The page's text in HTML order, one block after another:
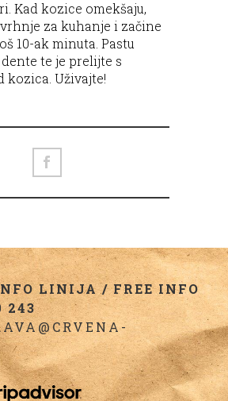
Kad kozice omekšaju,
za kuhanje i začine
10-ak minuta. Pastu
te je prelijte s
kozica. Uživajte!
LINIJA / FREE INFO
243